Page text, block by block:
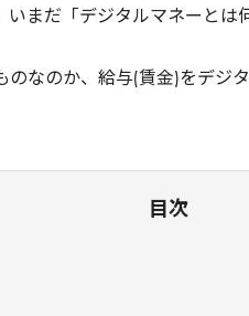
まだ「デジタルマネーと
のなのか、給与(賃金)をデジ
目次